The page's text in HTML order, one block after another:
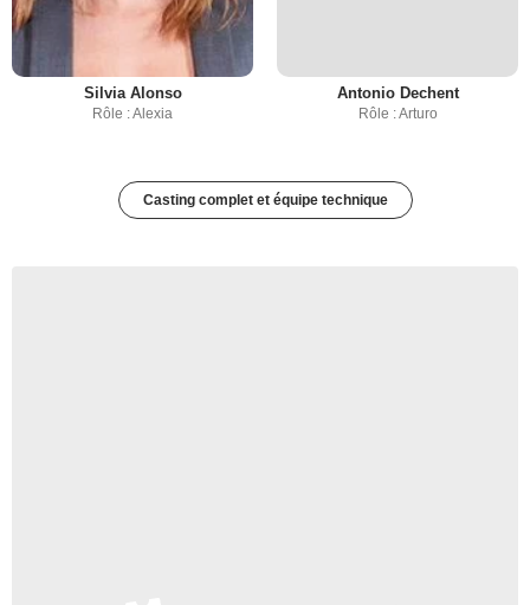
Silvia Alonso
Rôle : Alexia
Antonio Dechent
Rôle : Arturo
Casting complet et équipe technique